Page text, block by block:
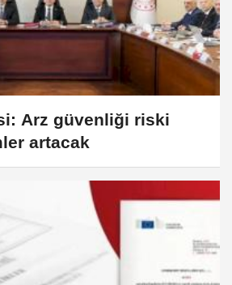
Arz güvenliği riski
artacak